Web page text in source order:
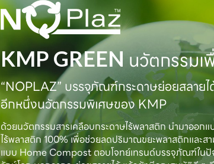
KMP GREENนวัตกรรมเ
“NOPLAZ” บรรจุภัณฑ์กระดาษย่อยสลายไ
อีกหนึ่งนวัตกรรมพิเศษของ KMP
ด้วยนวัตกรรมสารเคลือบกระดาษไร้พลาสติก นำมาออก
ไร้พลาสติก 100% เพื่อช่วยลดปริมาณขยะพลาสติกและส
แบบ Home Compost ตอบโจทย์เทรนด์บรรจุภัณฑ์ในปั